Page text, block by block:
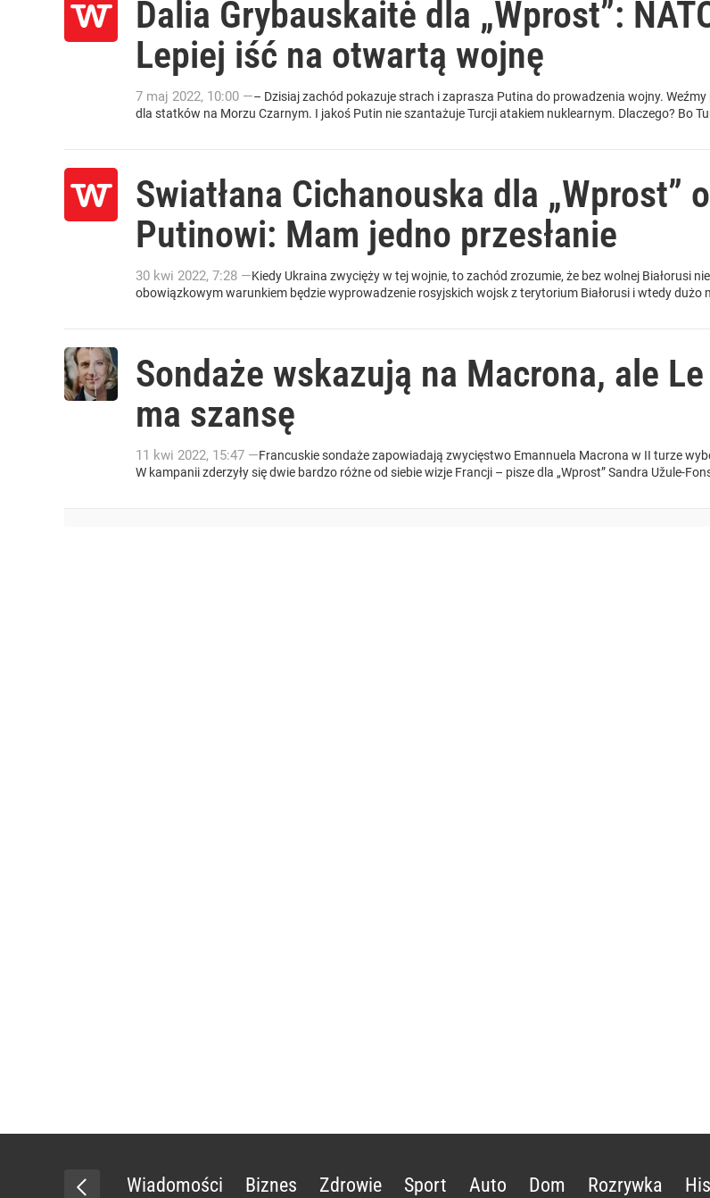
Dalia Grybauskaitė dla „Wprost”:
Lepiej iść na otwartą wojnę
7 maj 2022, 10:00 —– Dzisiaj zachód pokazuje strach i zaprasza Putina do prowadzenia wojny. Weźmy
dla statków na Morzu Czarnym. I jakoś Putin nie szantażuje Turcji atakiem nuklearnym. Dlaczego? Bo
Swiatłana Cichanouska dla „Wprost”
Putinowi: Mam jedno przesłanie
30 kwi 2022, 7:28 —Kiedy Ukraina zwycięży w tej wojnie, to zachód zrozumie, że bez wolnej Białorusi
obowiązkowym warunkiem będzie wyprowadzenie rosyjskich wojsk z terytorium Białorusi i wtedy dużo
Sondaże wskazują na Macrona, ale
ma szansę
11 kwi 2022, 15:47 —Francuskie sondaże zapowiadają zwycięstwo Emannuela Macrona w II turze
W kampanii zderzyły się dwie bardzo różne od siebie wizje Francji – pisze dla „Wprost” Sandra Užule-
Wiadomości Biznes Zdrowie Sport Auto Dom Rozrywka